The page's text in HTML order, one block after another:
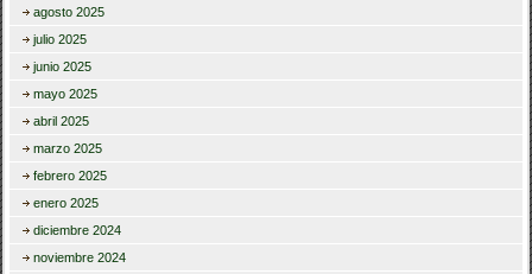
agosto 2025
julio 2025
junio 2025
mayo 2025
abril 2025
marzo 2025
febrero 2025
enero 2025
diciembre 2024
noviembre 2024